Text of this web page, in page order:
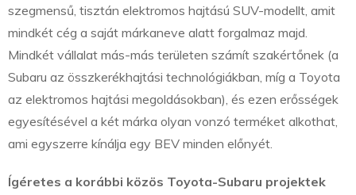
szegmensű, tisztán elektromos hajtású SUV-modellt, amit
mindkét cég a saját márkaneve alatt forgalmaz majd.
Mindkét vállalat más-más területen számít szakértőnek (a
Subaru az összkerékhajtási technológiákban, míg a Toyota
az elektromos hajtási megoldásokban), és ezen erősségek
egyesítésével a két márka olyan vonzó terméket alkothat,
ami egyszerre kínálja egy BEV minden előnyét.
Ígéretes a korábbi közös Toyota-Subaru projektek